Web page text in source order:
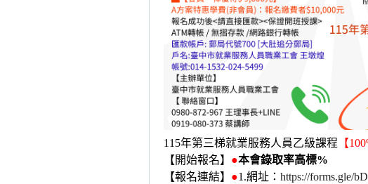
115年第三梯就業服務人員乙級課程 【
【開始報名】 ●本會錄取率高標%
【報名連結】 ●1.網址： https://forms.gle/